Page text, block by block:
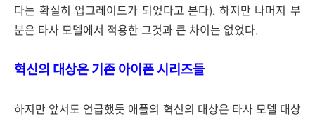
다는 확실히 업그레이드가 되었다고 본다). 하지만 나머지 부
분은 타사 모델에서 적용한 그것과 큰 차이는 없었다.
혁신의 대상은 기존 아이폰 시리즈들
하지만 앞서도 언급했듯 애플의 혁신의 대상은 타사 모델 대상